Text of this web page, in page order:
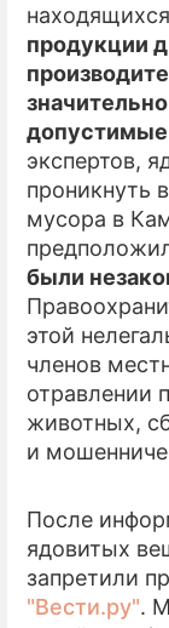
продукции
допустимые
экспертов,
проникнуть
мусора в
были
этой
членов
отравлении
животных,
и
После
ядовитых
запретили
"Вести.ру".